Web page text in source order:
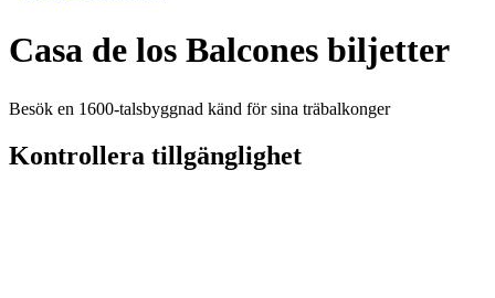
Casa de los Balcones biljetter
Besök en 1600-talsbyggnad känd för sina träbalkonger
Kontrollera tillgänglighet